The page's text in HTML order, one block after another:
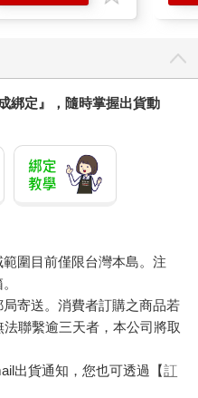
綁定』，隨時掌握出貨動
圍目前僅限台灣本島。注
寄送。消費者訂購之商品若
聯繫逾三天者，本公司將取
出貨通知，您也可透過【訂